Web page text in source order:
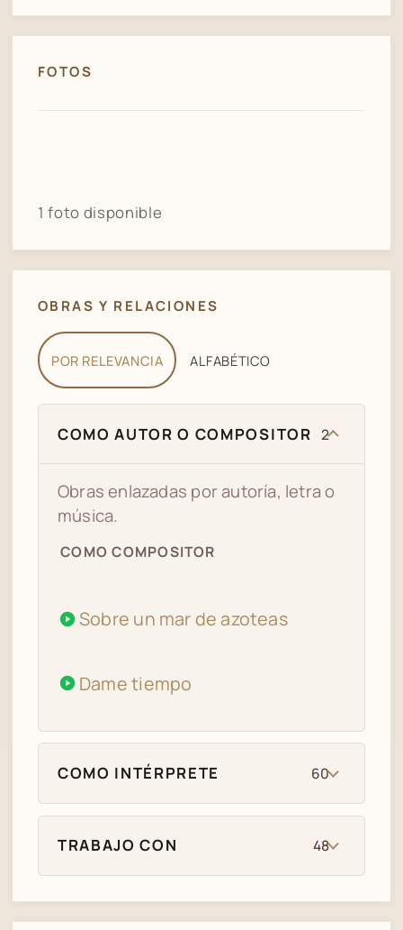
FOTOS
1 foto disponible
OBRAS Y RELACIONES
POR RELEVANCIA ALFABÉTICO
COMO AUTOR O COMPOSITOR 2
Obras enlazadas por autoría, letra o
música.
COMO COMPOSITOR
Sobre un mar de azoteas
Dame tiempo
COMO INTÉRPRETE 60
TRABAJO CON 48